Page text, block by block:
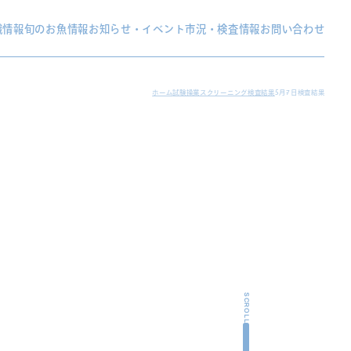
情報旬のお魚情報お知らせ・イベント市況・検査情報お問い合わせ
ホーム試験操業スクリーニング検査結果 5月7日検査結果
SCROLL